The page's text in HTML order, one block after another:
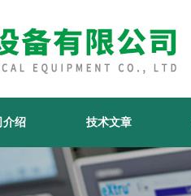
介绍 技术文章